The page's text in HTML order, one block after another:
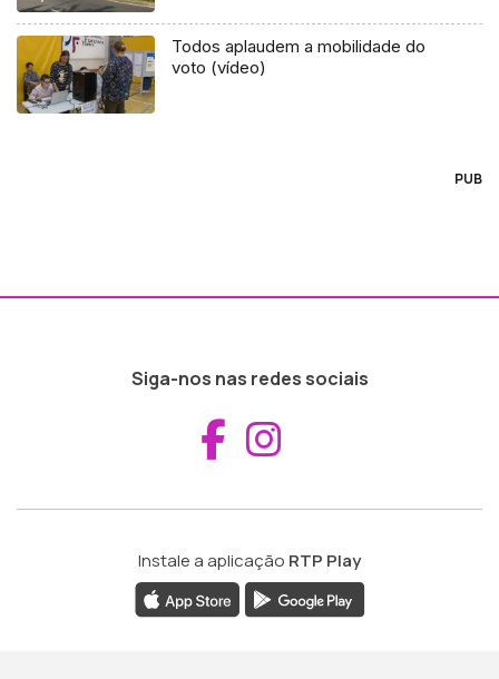
Todos aplaudem a mobilidade do
voto (vídeo)
PUB
Siga-nos nas redes sociais
Aceder ao
Instale a aplicação RTP Play